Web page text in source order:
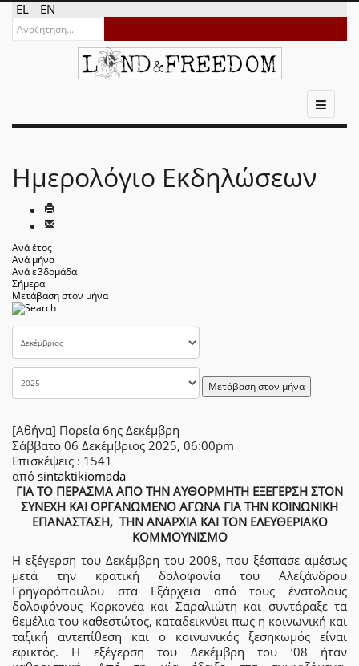
EL EN
Ημερολόγιο Εκδηλώσεων
Ανά έτος
Ανά μήνα
Ανά εβδομάδα
Σήμερα
Μετάβαση στον μήνα
Μετάβαση στον μήνα
[Αθήνα] Πορεία 6ης Δεκέμβρη
Σάββατο 06 Δεκέμβριος 2025, 06:00pm
Επισκέψεις : 1541
από sintaktikiomada
ΓΙΑ ΤΟ ΠΕΡΑΣΜΑ ΑΠΟ ΤΗΝ ΑΥΘΟΡΜΗΤΗ ΕΞΕΓΕΡΣΗ ΣΤΟΝ
ΣΥΝΕΧΗ ΚΑΙ ΟΡΓΑΝΩΜΕΝΟ ΑΓΩΝΑ ΓΙΑ ΤΗΝ ΚΟΙΝΩΝΙΚΗ
ΕΠΑΝΑΣΤΑΣΗ, ΤΗΝ ΑΝΑΡΧΙΑ ΚΑΙ ΤΟΝ ΕΛΕΥΘΕΡΙΑΚΟ
ΚΟΜΜΟΥΝΙΣΜΟ
Η εξέγερση του Δεκέμβρη του 2008, που ξέσπασε αμέσως
μετά την κρατική δολοφονία του Αλεξάνδρου
Γρηγορόπουλου στα Εξάρχεια από τους ένστολους
δολοφόνους Κορκονέα και Σαραλιώτη και συντάραξε τα
θεμέλια του καθεστώτος, καταδεικνύει πως η κοινωνική και
ταξική αντεπίθεση και ο κοινωνικός ξεσηκωμός είναι
εφικτός. Η εξέγερση του Δεκέμβρη του ‘08 ήταν